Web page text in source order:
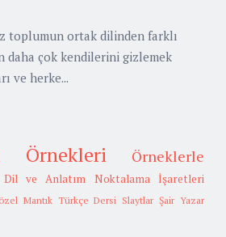
toplumun ortak dilinden farklı
daha çok kendilerini gizlemek
ve herke...
Örnekleri
Örneklerle
Dil ve Anlatım
Noktalama İşaretleri
Mantık Türkçe Dersi Slaytlar Şair Yazar